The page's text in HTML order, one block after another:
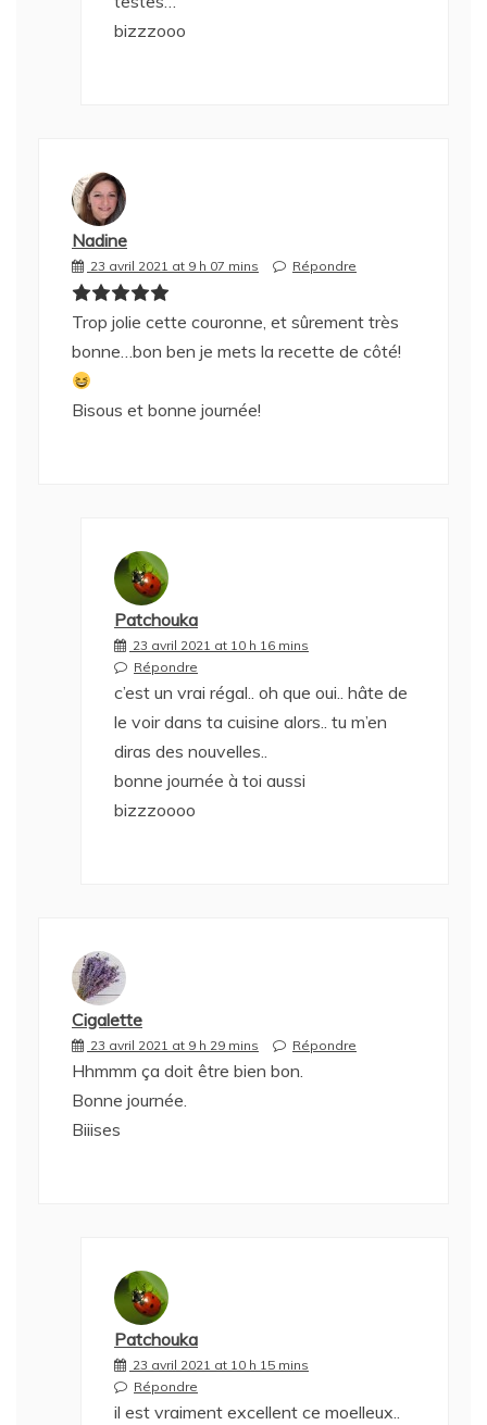
bizzzooo
Nadine
23 avril 2021 at 9 h 07 mins Répondre
Trop jolie cette couronne, et sûrement très
bonne…bon ben je mets la recette de côté!
Bisous et bonne journée!
Patchouka
23 avril 2021 at 10 h 16 mins
Répondre
c’est un vrai régal.. oh que oui.. hâte de
le voir dans ta cuisine alors.. tu m’en
diras des nouvelles..
bonne journée à toi aussi
bizzzoooo
Cigalette
23 avril 2021 at 9 h 29 mins Répondre
Hhmmm ça doit être bien bon.
Bonne journée.
Biiises
Patchouka
23 avril 2021 at 10 h 15 mins
Répondre
il est vraiment excellent ce moelleux..